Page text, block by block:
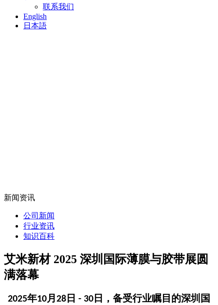
联系我们
English
日本語
新闻资讯
公司新闻
行业资讯
知识百科
艾米新材 2025 深圳国际薄膜与胶带展圆
满落幕
2025年10月 28 日 - 30 日，备受行业瞩目的深圳国